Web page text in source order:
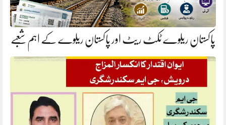
پاکستان ریلوے ٹکٹ ریٹ اور پاکستان ریلوے کے اہم شعبے